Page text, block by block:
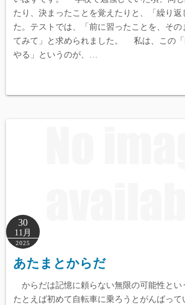
たり、決まったことを覚えたりと、「繰り返
た。テストでは、「前に習ったことを、その
てみて」と求められました。 私は、この「
やる」というのが、…
30
11月
2025
あたまとからだ
からだは記憶に頼らない無限の可能性と
たとえば初めて自転車に乗ろうとがんばって